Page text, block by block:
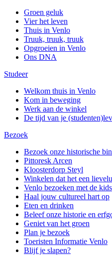
Groen geluk
Vier het leven
Thuis in Venlo
Truuk, truuk, truuk
Opgroeien in Venlo
Ons DNA
Studeer
Welkom thuis in Venlo
Kom in beweging
Werk aan de winkel
De tijd van je
Bezoek
Bezoek onze historische
Pittoresk Arcen
Kloosterdorp Steyl
Winkelen dat het een
Venlo bezoeken met de kids
Haal jouw cultureel hart op
Eten en drinken
Beleef onze historie en
Geniet van het groen
Plan je bezoek
Toeristen Informatie Venlo
Blijf je slapen?